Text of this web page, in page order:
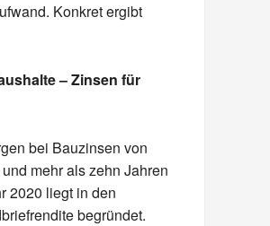
Konkret ergibt
– Zinsen für
bei Bauzinsen von
mehr als zehn Jahren
2020 liegt in den
begründet.